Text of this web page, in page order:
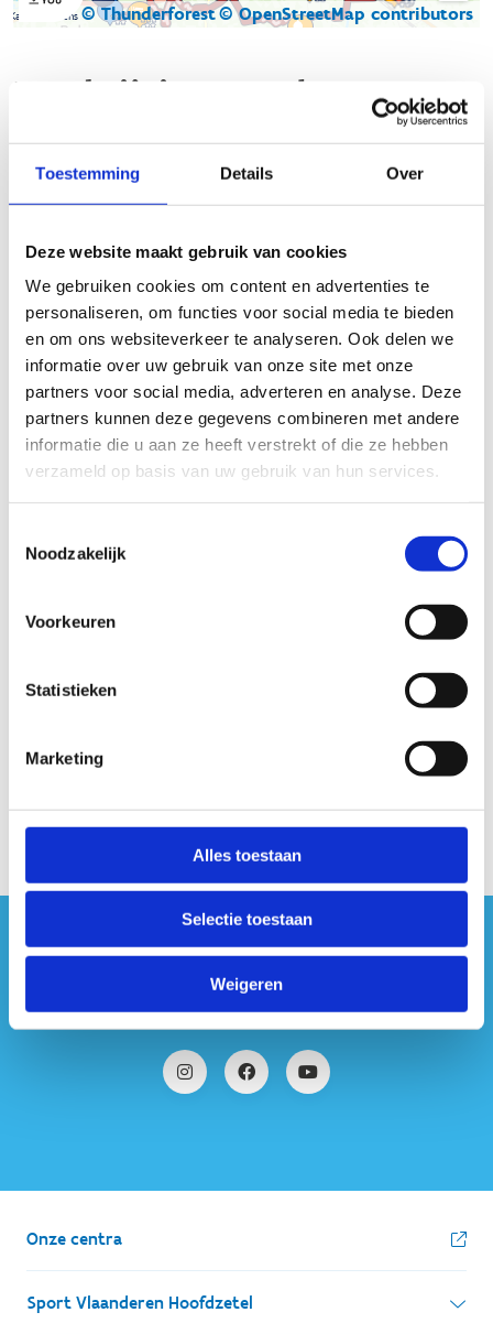
Toestemming Details Over
Deze website maakt gebruik van cookies
We gebruiken cookies om content en advertenties te
personaliseren, om functies voor social media te bieden
en om ons websiteverkeer te analyseren. Ook delen we
informatie over uw gebruik van onze site met onze
partners voor social media, adverteren en analyse. Deze
partners kunnen deze gegevens combineren met andere
informatie die u aan ze heeft verstrekt of die ze hebben
verzameld op basis van uw gebruik van hun services.
Noodzakelijk
Voorkeuren
Statistieken
Marketing
Alles toestaan
Selectie toestaan
Weigeren
Kaartgegevens © Thunderforest© OpenStreetMap contributors
Beschrijving van de route
knooppuntennetwerk en laat je meevoeren op een
avontuurlijke reis door adembenemende landschappen. Van
een perfecte balans tussen natuurlijke schoonheid en
eindeloos rijplezier.
26 - 19 - 16 - 6 - 7 - 76 - 2 -
3 - 46 - 5 - 42 - 97 - 92 - 7 -
52 - 27 - 25 - 29 - 65 - 64 - 32 -
94 - 98 - 13 - 1 - 20 - 18 - 19 -
26 - 35
Startplaatsen
#sportersbelevenmeer
ook op sociale media
Onze centra
Sport Vlaanderen Hoofdzetel